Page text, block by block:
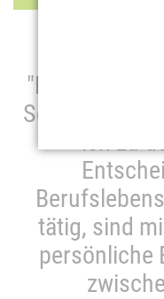
"Mich durch
Schickner
ich zu
tätig, sind
persönliche